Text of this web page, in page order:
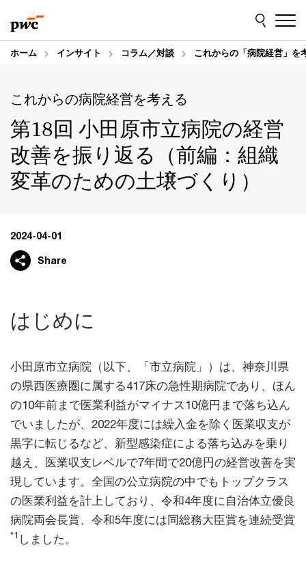
to
content
to
footer
ホーム インサイト コラム／対談 これからの「病院経営」を
これからの病院経営を考える
第18回 小田原市立病院の経営
改善を振り返る（前編：組織
変革のための土壌づくり）
2024-04-01
Share
はじめに
小田原市立病院（以下、「市立病院」）は、神奈川県
の県西医療圏に属する417床の急性期病院であり、ほん
の10年前まで医業利益がマイナス10億円まで落ち込ん
でいましたが、2022年度には繰入金を除く医業収支が
黒字に転じるなど、新型感染症による落ち込みを乗り
越え、医業収支レベルで7年間で20億円の経営改善を実
現しています。全国の公立病院の中でもトップクラス
の医業利益を計上しており、令和4年度に自治体立優良
病院両会長賞、令和5年度には同総務大臣賞を連続受賞
*1 しました。